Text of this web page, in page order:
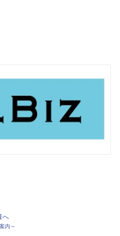
へ
内～